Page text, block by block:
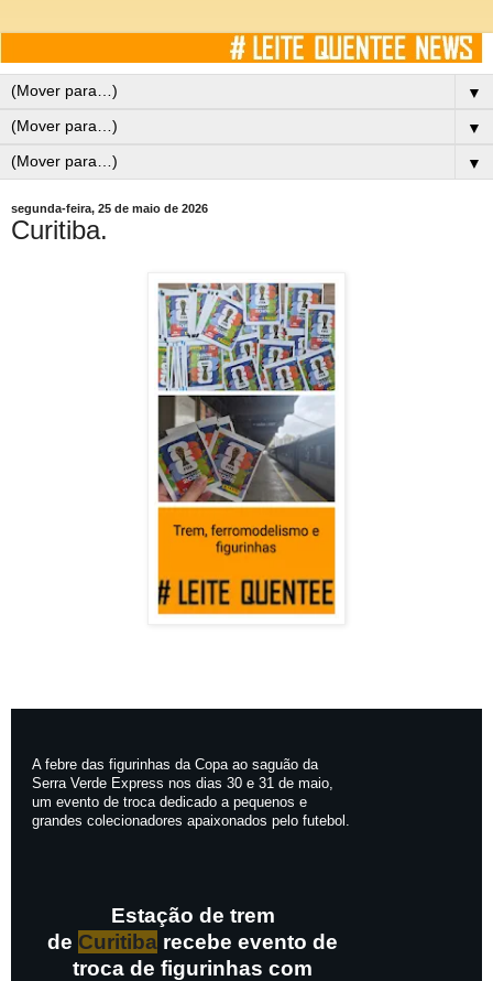
▼
▼
▼
segunda-feira, 25 de maio de 2026
Curitiba.
A febre das figurinhas da Copa ao saguão da
Serra Verde Express nos dias 30 e 31 de maio,
um evento de troca dedicado a pequenos e
grandes colecionadores apaixonados pelo futebol.
Estação de trem
de Curitiba recebe evento de
troca de figurinhas com